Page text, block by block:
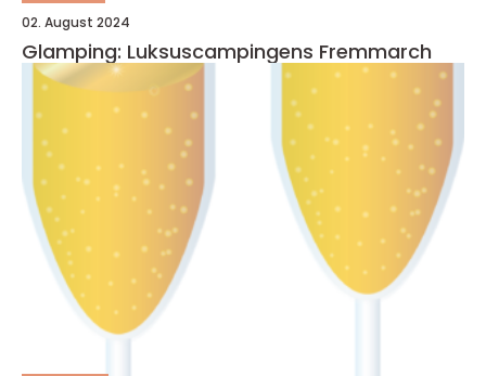
02. August 2024
Glamping: Luksuscampingens Fremmarch